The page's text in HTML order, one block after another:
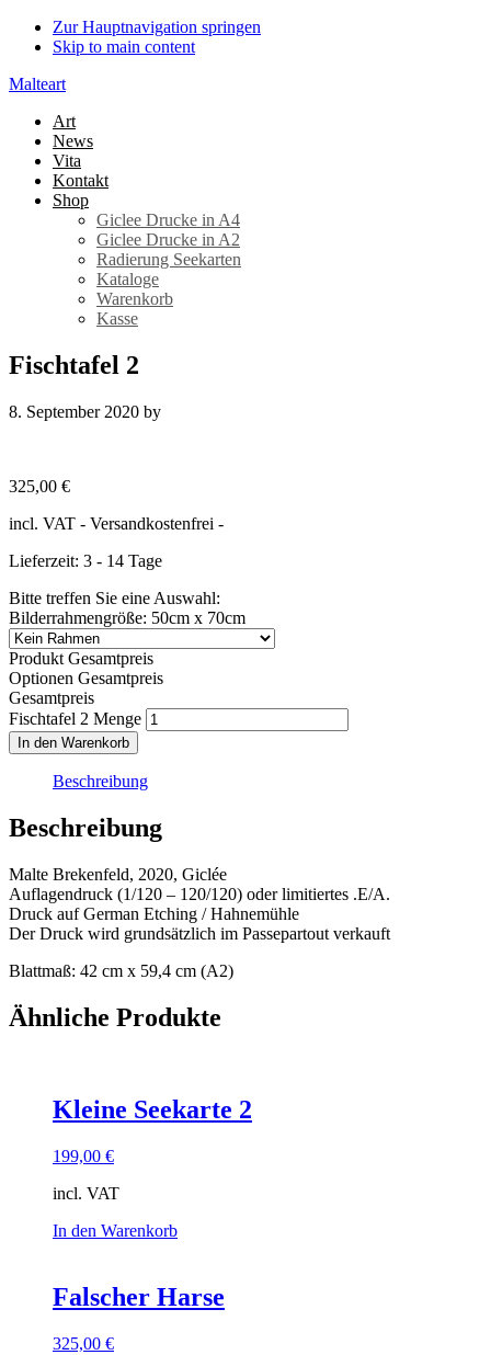
Zur Hauptnavigation springen
Skip to main content
Malteart
Art
News
Vita
Kontakt
Shop
Giclee Drucke in A4
Giclee Drucke in A2
Radierung Seekarten
Kataloge
Warenkorb
Kasse
Fischtafel 2
8. September 2020 by
325,00 €
incl. VAT - Versandkostenfrei -
Lieferzeit: 3 - 14 Tage
Bitte treffen Sie eine Auswahl:
Bilderrahmengröße: 50cm x 70cm
Produkt Gesamtpreis
Optionen Gesamtpreis
Gesamtpreis
Fischtafel 2 Menge
In den Warenkorb
Beschreibung
Beschreibung
Malte Brekenfeld, 2020, Giclée
Auflagendruck (1/120 – 120/120) oder limitiertes .E/A.
Druck auf German Etching / Hahnemühle
Der Druck wird grundsätzlich im Passepartout verkauft
Blattmaß: 42 cm x 59,4 cm (A2)
Ähnliche Produkte
Kleine Seekarte 2
199,00 €
incl. VAT
In den Warenkorb
Falscher Harse
325,00 €